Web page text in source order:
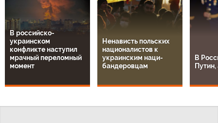
В российско-
украинском
конфликте наступил
мрачный переломный
момент
Ненависть польских
националистов к
украинским наци-
бандеровцам
В